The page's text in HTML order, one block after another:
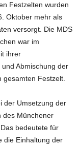
Festzelten wurden
Oktober mehr als
versorgt. Die MDS
war im
ihrer
Abmischung der
Festzelt.
der Umsetzung der
des Münchener
bedeutete für
die Einhaltung der